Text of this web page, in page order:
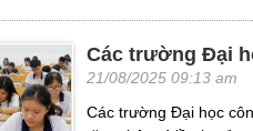
Các trường Đại
21/08/2025 09:13 am
Các trường Đại học